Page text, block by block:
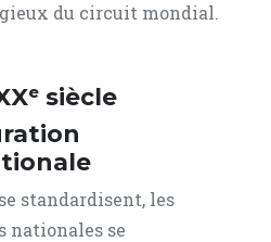
du circuit mondial.
siècle
standardisent, les
nationales se